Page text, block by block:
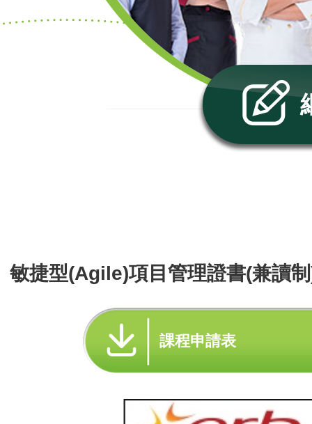
敏捷型(Agile)項目管理證書(兼讀
課程申請表